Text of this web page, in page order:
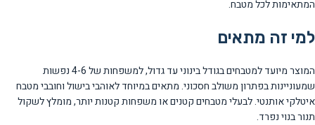
המתאימות לכל מטבח.
למי זה מתאים
המוצר מיועד למטבחים בגודל בינוני עד גדול, למשפחות של 4-6 נפשות
שמעוניינות בפתרון משולב חסכוני. מתאים במיוחד לאוהבי בישול וחובבי מטבח
איטלקי אותנטי. לבעלי מטבחים קטנים או משפחות קטנות יותר, מומלץ לשקול
תנור בנוי נפרד.